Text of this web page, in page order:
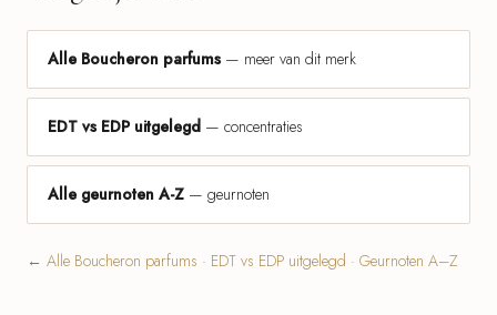
Alle Boucheron parfums — meer van dit merk
EDT vs EDP uitgelegd — concentraties
Alle geurnoten A-Z — geurnoten
← Alle Boucheron parfums · EDT vs EDP uitgelegd · Geurnoten A–Z